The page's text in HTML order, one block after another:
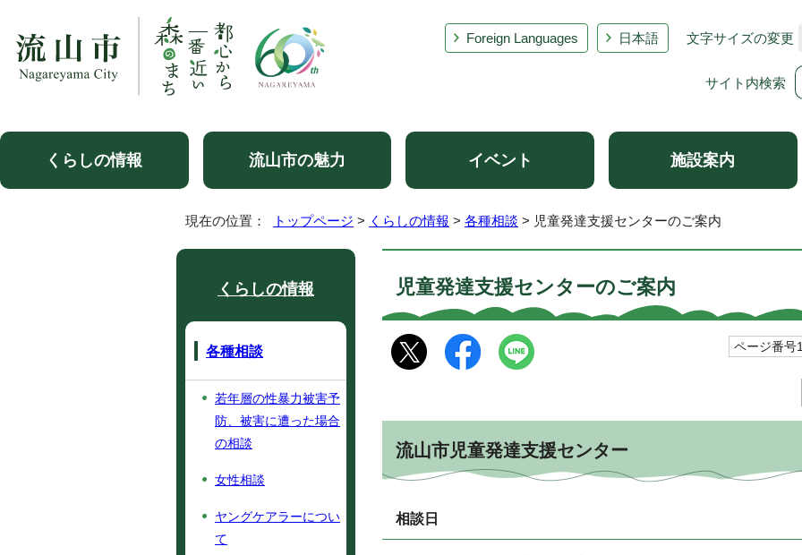
Foreign Languages 日本語 文字サイズの変更
サイト内検索
くらしの情報 流山市の魅力 イベント 施設案内
現在の位置： トップページ > くらしの情報 > 各種相談 > 児童発達支援センターのご案内
児童発達支援センターのご案内
ページ番号
流山市児童発達支援センター
相談日
くらしの情報
各種相談
若年層の性暴力被害予
防、被害に遭った場合
の相談
女性相談
ヤングケアラーについ
て